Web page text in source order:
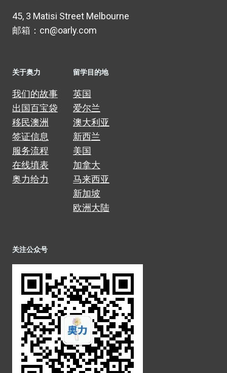
45, 3 Matisi Street Melbourne
邮箱：cn@oarly.com
关于奥力
我们的故事
出国百宝袋
移民澳洲
签证信息
服务流程
在线填表
奥力给力
留学目的地
英国
爱尔兰
澳大利亚
新西兰
美国
加拿大
马来西亚
新加坡
欧洲大陆
关注公众号